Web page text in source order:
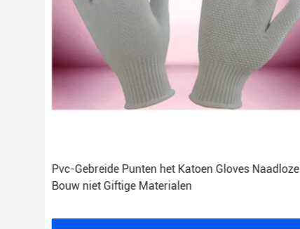
Pvc-Gebreide Punten het Katoen Gloves Naadloze
Bouw niet Giftige Materialen